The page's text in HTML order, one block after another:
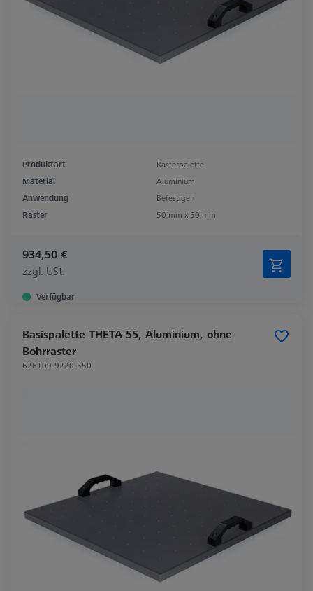
Produktart
Rasterpalette
Material
Aluminium
Anwendung
Befestigen
Raster
50 mm x 50 mm
934,50 €
zzgl. USt.
Verfügbar
Basispalette THETA 55, Aluminium, ohne
Bohrraster
626109-9220-550